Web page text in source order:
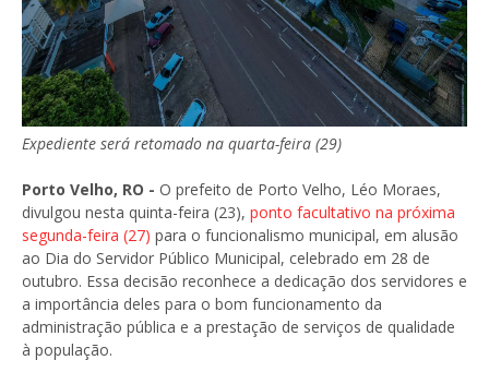
Expediente será retomado na quarta-feira (29)
Porto Velho, RO - O prefeito de Porto Velho, Léo Moraes,
divulgou nesta quinta-feira (23), ponto facultativo na próxima
segunda-feira (27) para o funcionalismo municipal, em alusão
ao Dia do Servidor Público Municipal, celebrado em 28 de
outubro. Essa decisão reconhece a dedicação dos servidores e
a importância deles para o bom funcionamento da
administração pública e a prestação de serviços de qualidade
à população.